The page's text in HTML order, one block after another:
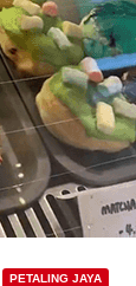
PETALING JAYA